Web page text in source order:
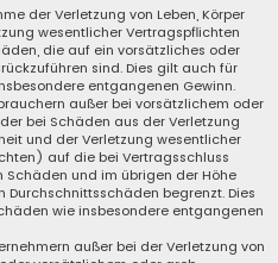
der Verletzung von Leben, Körper
wesentlicher Vertragspflichten
die auf ein vorsätzliches oder
sind. Dies gilt auch für
entgangenen Gewinn.
außer bei vorsätzlichem oder
bei Schäden aus der Verletzung
und der Verletzung wesentlicher
auf die bei Vertragsschluss
Schäden und im übrigen der Höhe
begrenzt. Dies
wie insbesondere entgangenen
außer bei der Verletzung von